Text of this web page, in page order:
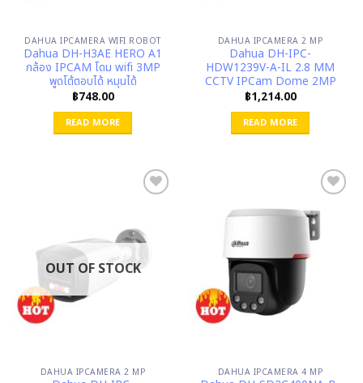
DAHUA IPCAMERA WIFI ROBOT
Dahua DH-H3AE HERO A1
กล้อง IPCAM โดม wifi 3MP
พูดโต้ตอบได้ หมุนได้
฿748.00
READ MORE
DAHUA IPCAMERA 2 MP
Dahua DH-IPC-
HDW1239V-A-IL 2.8 MM
CCTV IPCam Dome 2MP
฿1,214.00
READ MORE
OUT OF STOCK
DAHUA IPCAMERA 2 MP DAHUA IPCAMERA 4 MP